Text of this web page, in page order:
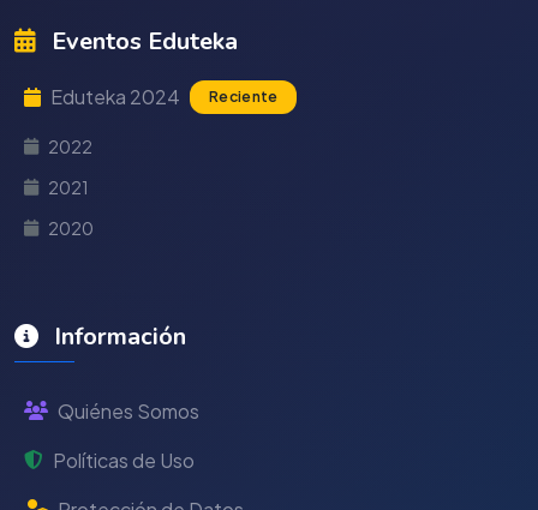
Eventos Eduteka
Eduteka 2024 Reciente
2022
2021
2020
Información
Quiénes Somos
Políticas de Uso